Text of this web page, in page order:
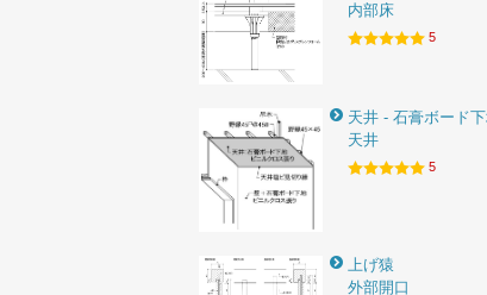
内部床
5
天井 - 石膏ボード
天井
5
上げ猿
外部開口